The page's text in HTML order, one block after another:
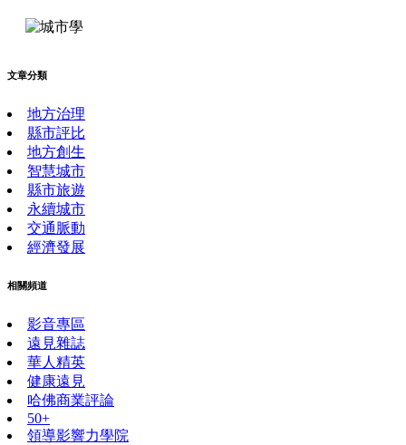
文章分類
地方治理
縣市評比
地方創生
智慧城市
縣市旅遊
永續城市
交通脈動
經濟發展
相關頻道
影音專區
遠見雜誌
華人精英
健康遠見
哈佛商業評論
50+
領導影響力學院